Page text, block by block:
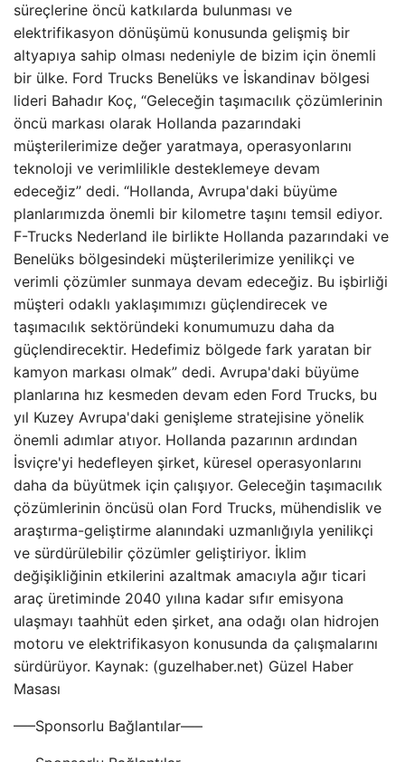
süreçlerine öncü katkılarda bulunması ve
elektrifikasyon dönüşümü konusunda gelişmiş bir
altyapıya sahip olması nedeniyle de bizim için önemli
bir ülke. Ford Trucks Benelüks ve İskandinav bölgesi
lideri Bahadır Koç, “Geleceğin taşımacılık çözümlerinin
öncü markası olarak Hollanda pazarındaki
müşterilerimize değer yaratmaya, operasyonlarını
teknoloji ve verimlilikle desteklemeye devam
edeceğiz” dedi. “Hollanda, Avrupa'daki büyüme
planlarımızda önemli bir kilometre taşını temsil ediyor.
F-Trucks Nederland ile birlikte Hollanda pazarındaki ve
Benelüks bölgesindeki müşterilerimize yenilikçi ve
verimli çözümler sunmaya devam edeceğiz. Bu işbirliği
müşteri odaklı yaklaşımımızı güçlendirecek ve
taşımacılık sektöründeki konumumuzu daha da
güçlendirecektir. Hedefimiz bölgede fark yaratan bir
kamyon markası olmak” dedi. Avrupa'daki büyüme
planlarına hız kesmeden devam eden Ford Trucks, bu
yıl Kuzey Avrupa'daki genişleme stratejisine yönelik
önemli adımlar atıyor. Hollanda pazarının ardından
İsviçre'yi hedefleyen şirket, küresel operasyonlarını
daha da büyütmek için çalışıyor. Geleceğin taşımacılık
çözümlerinin öncüsü olan Ford Trucks, mühendislik ve
araştırma-geliştirme alanındaki uzmanlığıyla yenilikçi
ve sürdürülebilir çözümler geliştiriyor. İklim
değişikliğinin etkilerini azaltmak amacıyla ağır ticari
araç üretiminde 2040 yılına kadar sıfır emisyona
ulaşmayı taahhüt eden şirket, ana odağı olan hidrojen
motoru ve elektrifikasyon konusunda da çalışmalarını
sürdürüyor. Kaynak: (guzelhaber.net) Güzel Haber
Masası
—–Sponsorlu Bağlantılar—–